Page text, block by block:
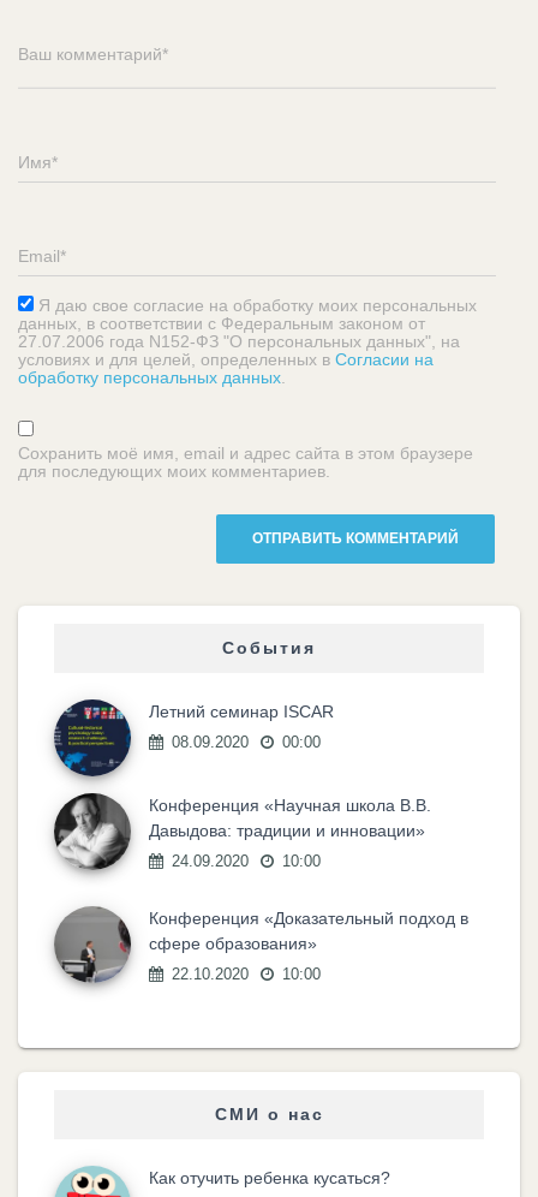
Я даю свое согласие на обработку моих персональных
данных, в соответствии с Федеральным законом от
27.07.2006 года N152-ФЗ "О персональных данных", на
условиях и для целей, определенных в Согласии на
обработку персональных данных
Сохранить моё имя, email и адрес сайта в этом браузере
для последующих моих комментариев.
События
Летний семинар ISCAR
08.09.2020 00:00
Конференция «Научная школа В.В.
Давыдова: традиции и инновации»
24.09.2020 10:00
Конференция «Доказательный подход в
сфере образования»
22.10.2020 10:00
СМИ о нас
Как отучить ребенка кусаться?